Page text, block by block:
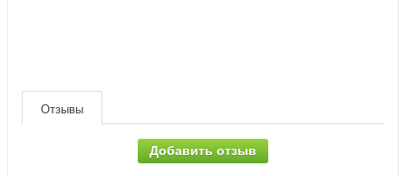
Отзывы
Добавить отзыв